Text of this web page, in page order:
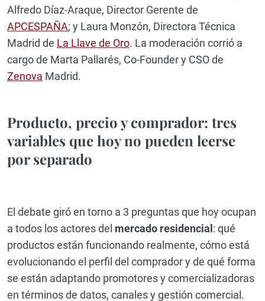
Alfredo Díaz-Araque, Director Gerente de
APCESPAÑA; y Laura Monzón, Directora Técnica
Madrid de La Llave de Oro. La moderación corrió a
cargo de Marta Pallarés, Co-Founder y CSO de
Zenova Madrid.
Producto, precio y comprador: tres
variables que hoy no pueden leerse
por separado
El debate giró en torno a 3 preguntas que hoy ocupan
a todos los actores del mercado residencial : qué
productos están funcionando realmente, cómo está
evolucionando el perfil del comprador y de qué forma
se están adaptando promotores y comercializadoras
en términos de datos, canales y gestión comercial.